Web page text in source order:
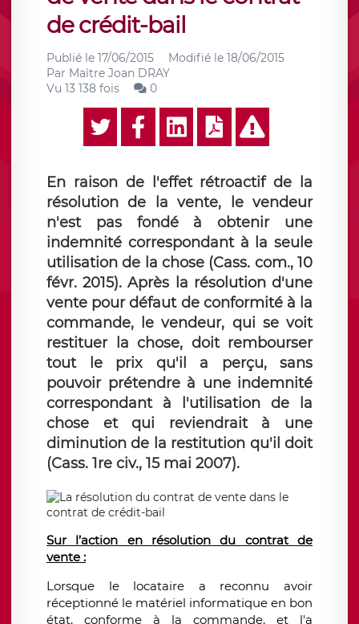
de crédit-bail
Publié le 17/06/2015 Modifié le 18/06/2015
Par Maître Joan DRAY
Vu 13 138 fois
0
En raison de l'effet rétroactif de la
résolution de la vente, le vendeur
n'est pas fondé à obtenir une
indemnité correspondant à la seule
utilisation de la chose (Cass. com., 10
févr. 2015). Après la résolution d'une
vente pour défaut de conformité à la
commande, le vendeur, qui se voit
restituer la chose, doit rembourser
tout le prix qu'il a perçu, sans
pouvoir prétendre à une indemnité
correspondant à l'utilisation de la
chose et qui reviendrait à une
diminution de la restitution qu'il doit
(Cass. 1re civ., 15 mai 2007).
Sur l’action en résolution du contrat de
vente :
Lorsque le locataire a reconnu avoir
réceptionné le matériel informatique en bon
état, conforme à la commande, et l'a